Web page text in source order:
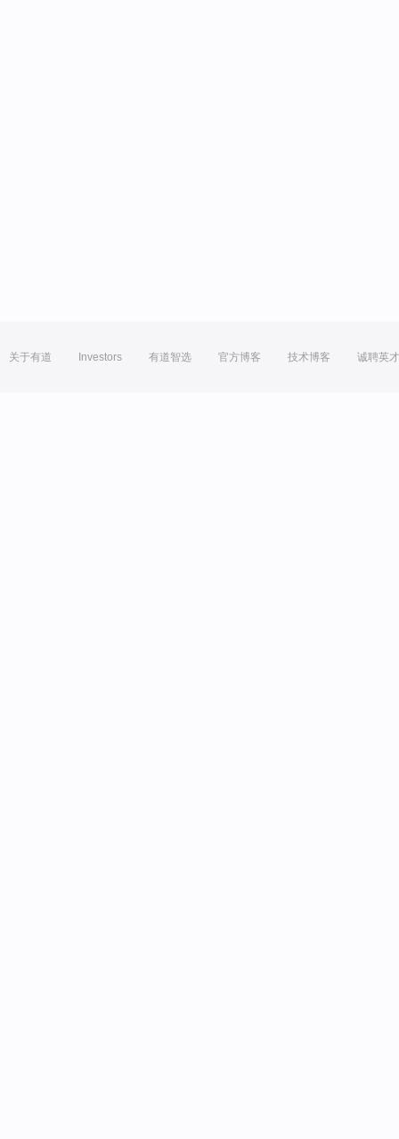
关于有道 Investors 有道智选 官方博客 技术博客 诚聘英才